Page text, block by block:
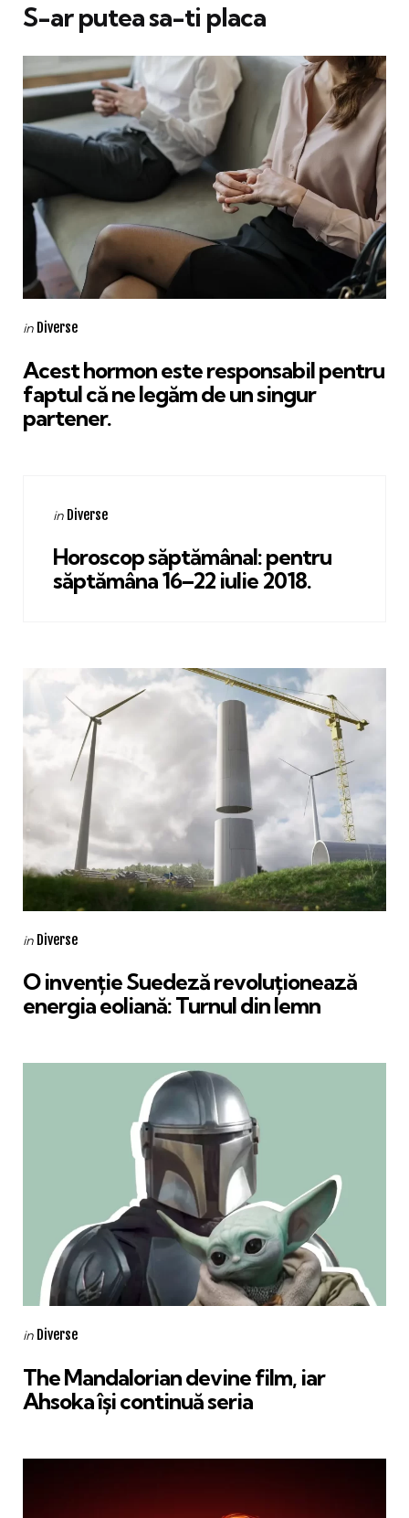
S-ar putea sa-ti placa
Categories
Posted
in Diverse
Acest hormon este responsabil pentru
faptul că ne legăm de un singur
partener.
Categories
Posted
in Diverse
Horoscop săptămânal: pentru
săptămâna 16–22 iulie 2018.
Categories
Posted
in Diverse
O invenție Suedeză revoluționează
energia eoliană: Turnul din lemn
Categories
Posted
in Diverse
The Mandalorian devine film, iar
Ahsoka își continuă seria